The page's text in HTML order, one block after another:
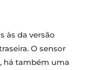
às da versão
O sensor
há também uma